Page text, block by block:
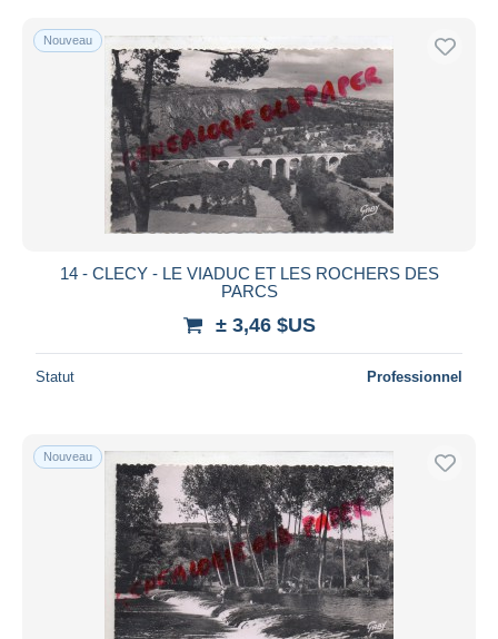
Nouveau
14 - CLECY - LE VIADUC ET LES ROCHERS DES
PARCS
± 3,46 $US
Statut Professionnel
Nouveau